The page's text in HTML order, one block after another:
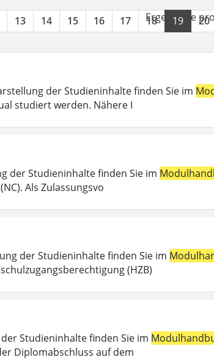
13 14 15 16 17 18 19 20
Ergebnisse
der Studieninhalte finden Sie im
studiert werden. Nähere I
der Studieninhalte finden Sie im
Als Zulassungsvo
der Studieninhalte finden Sie im
(HZB)
Studieninhalte finden Sie im
Diplomabschluss auf dem